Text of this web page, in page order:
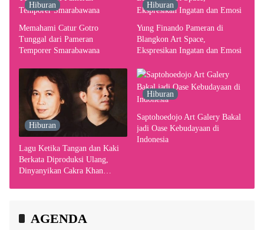
Hiburan
Memahami Catur Gotro
Tunggal dari Pameran
Temporer Smarabawana
Hiburan
Yung Finando Pameran di
Blangkon Art Space,
Ekspresikan Ingatan dan Emosi
Hiburan
Lagu Ketika Tangan dan Kaki
Berkata Diproduksi Ulang,
Dinyanyikan Cakra Khan
Hiburan
Saptohoedojo Art Galery Bakal
jadi Oase Kebudayaan di
Indonesia
AGENDA